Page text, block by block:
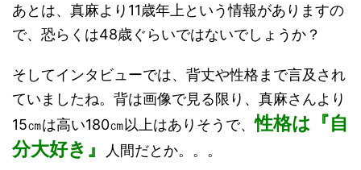
あとは、真麻より11歳年上という情報がありますの
で、恐らくは48歳ぐらいではないでしょうか？
そしてインタビューでは、背丈や性格まで言及され
ていましたね。背は画像で見る限り、真麻さんより
15㎝は高い180㎝以上はありそうで、性格は『自
分大好き』
人間だとか。。。